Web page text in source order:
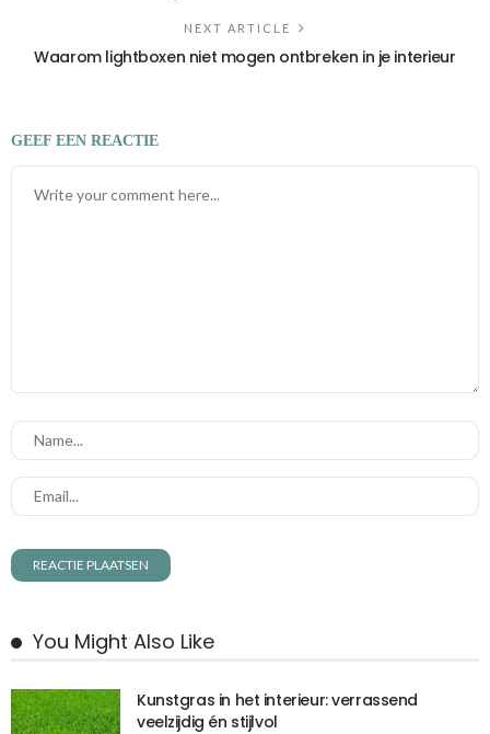
NEXT ARTICLE
Waarom lightboxen niet mogen ontbreken in je interieur
GEEF EEN REACTIE
You Might Also Like
Kunstgras in het interieur: verrassend
veelzijdig én stijlvol